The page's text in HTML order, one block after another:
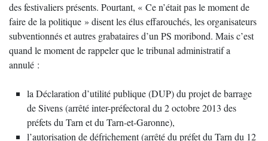
des festivaliers présents. Pourtant, « Ce n’était pas le moment de
faire de la politique » disent les élus effarouchés, les organisateurs
subventionnés et autres grabataires d’un PS moribond. Mais c’est
quand le moment de rappeler que le tribunal administratif a
annulé :
la Déclaration d’utilité publique (DUP) du projet de barrage
de Sivens (arrêté inter-préfectoral du 2 octobre 2013 des
préfets du Tarn et du Tarn-et-Garonne),
l’autorisation de défrichement (arrêté du préfet du Tarn du 12